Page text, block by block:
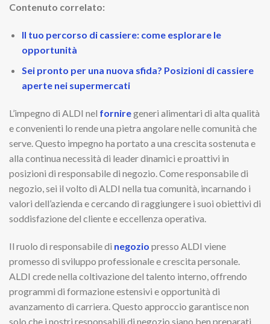
Contenuto correlato:
Il tuo percorso di cassiere: come esplorare le
opportunità
Sei pronto per una nuova sfida? Posizioni di cassiere
aperte nei supermercati
L’impegno di ALDI nel forniregeneri alimentari di alta qualità
e convenienti lo rende una pietra angolare nelle comunità che
serve. Questo impegno ha portato a una crescita sostenuta e
alla continua necessità di leader dinamici e proattivi in
posizioni di responsabile di negozio. Come responsabile di
negozio, sei il volto di ALDI nella tua comunità, incarnando i
valori dell’azienda e cercando di raggiungere i suoi obiettivi di
soddisfazione del cliente e eccellenza operativa.
Il ruolo di responsabile di negozio presso ALDI viene
promesso di sviluppo professionale e crescita personale.
ALDI crede nella coltivazione del talento interno, offrendo
programmi di formazione estensivi e opportunità di
avanzamento di carriera. Questo approccio garantisce non
solo che i nostri responsabili di negozio siano ben preparati